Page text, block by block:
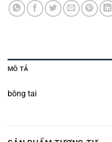
MÔ TẢ
bông tai